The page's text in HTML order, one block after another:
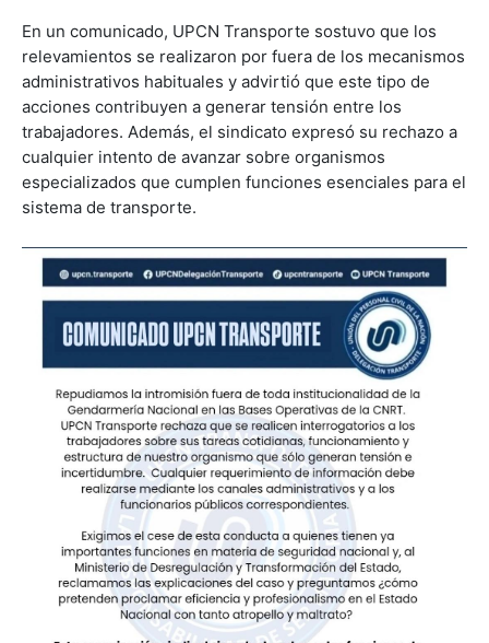
En un comunicado, UPCN Transporte sostuvo que los
relevamientos se realizaron por fuera de los mecanismos
administrativos habituales y advirtió que este tipo de
acciones contribuyen a generar tensión entre los
trabajadores. Además, el sindicato expresó su rechazo a
cualquier intento de avanzar sobre organismos
especializados que cumplen funciones esenciales para el
sistema de transporte.